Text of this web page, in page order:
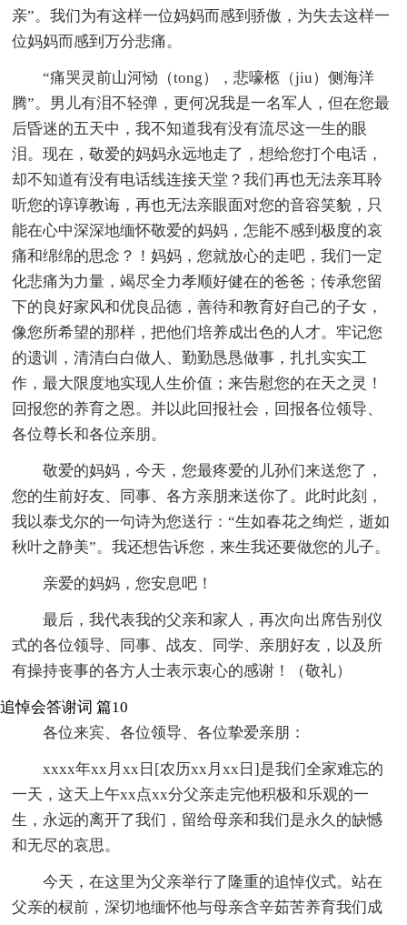
亲”。我们为有这样一位妈妈而感到骄傲，为失去这样一
位妈妈而感到万分悲痛。
“痛哭灵前山河恸（tong），悲嚎柩（jiu）侧海洋
腾”。男儿有泪不轻弹，更何况我是一名军人，但在您最
后昏迷的五天中，我不知道我有没有流尽这一生的眼
泪。现在，敬爱的妈妈永远地走了，想给您打个电话，
却不知道有没有电话线连接天堂？我们再也无法亲耳聆
听您的谆谆教诲，再也无法亲眼面对您的音容笑貌，只
能在心中深深地缅怀敬爱的妈妈，怎能不感到极度的哀
痛和绵绵的思念？！妈妈，您就放心的走吧，我们一定
化悲痛为力量，竭尽全力孝顺好健在的爸爸；传承您留
下的良好家风和优良品德，善待和教育好自己的子女，
像您所希望的那样，把他们培养成出色的人才。牢记您
的遗训，清清白白做人、勤勤恳恳做事，扎扎实实工
作，最大限度地实现人生价值；来告慰您的在天之灵！
回报您的养育之恩。并以此回报社会，回报各位领导、
各位尊长和各位亲朋。
敬爱的妈妈，今天，您最疼爱的儿孙们来送您了，
您的生前好友、同事、各方亲朋来送你了。此时此刻，
我以泰戈尔的一句诗为您送行：“生如春花之绚烂，逝如
秋叶之静美”。我还想告诉您，来生我还要做您的儿子。
亲爱的妈妈，您安息吧！
最后，我代表我的父亲和家人，再次向出席告别仪
式的各位领导、同事、战友、同学、亲朋好友，以及所
有操持丧事的各方人士表示衷心的感谢！（敬礼）
追悼会答谢词 篇10
各位来宾、各位领导、各位挚爱亲朋：
xxxx年xx月xx日[农历xx月xx日]是我们全家难忘的
一天，这天上午xx点xx分父亲走完他积极和乐观的一
生，永远的离开了我们，留给母亲和我们是永久的缺憾
和无尽的哀思。
今天，在这里为父亲举行了隆重的追悼仪式。站在
父亲的棂前，深切地缅怀他与母亲含辛茹苦养育我们成